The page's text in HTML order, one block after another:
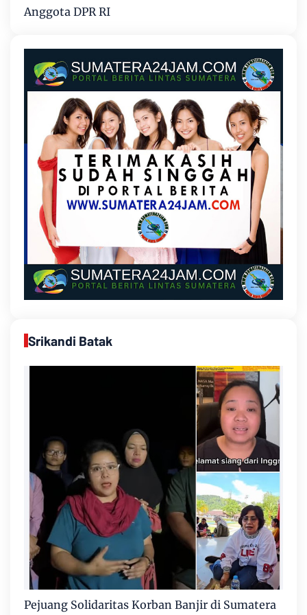
Anggota DPR RI
Srikandi Batak
Pejuang Solidaritas Korban Banjir di Sumatera